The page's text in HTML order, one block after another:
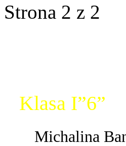
Strona 2 z 2
Klasa I”6”